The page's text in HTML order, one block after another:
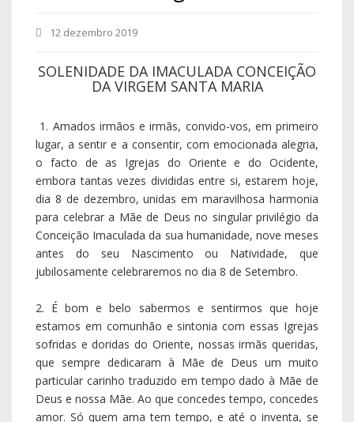
jubilosamente celebraremos no dia 8 de Setembro.
2. É bom e belo sabermos e sentirmos que hoje
estamos em comunhão e sintonia com essas Igrejas
que sempre dedicaram à Mãe de Deus um muito
particular carinho traduzido em tempo dado à Mãe de
Deus e nossa Mãe. Ao que concedes tempo, concedes
amor. Só quem ama tem tempo, e até o inventa, se
necessário. É assim que os Coptos dedicam a Maria o
mês inteiro de dezembro, e os Caldeus, os
Antioquenos e os Maronitas celebram, também nesta
altura do ano, e durante pelo menos quatro
Domingos, o tempo da «Anunciação» ou
mundo, em catadupa, dia após dia, para abrir as
trincheiras dos nossos engessados e empedrados
corações, e fazer nascer em nós um mundo novo,
aberto, encantado e feliz, um canteiro de rosas
perfumadas, suave perfume que sobe até Deus. É o
que literalmente significa Nazaré, cidade das flores,
cidade florida e florescida, pois Nazaré deriva